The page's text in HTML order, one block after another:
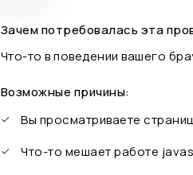
Зачем потребовалась эта
Что-то в поведении вашего
Возможные причины:
Вы просматриваете
Что-то мешает работе